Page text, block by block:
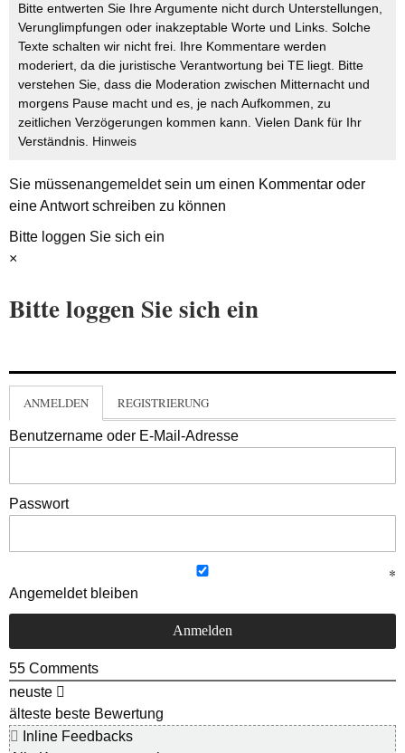
Bitte entwerten Sie Ihre Argumente nicht durch Unterstellungen,
Verunglimpfungen oder inakzeptable Worte und Links. Solche
Texte schalten wir nicht frei. Ihre Kommentare werden
moderiert, da die juristische Verantwortung bei TE liegt. Bitte
verstehen Sie, dass die Moderation zwischen Mitternacht und
morgens Pause macht und es, je nach Aufkommen, zu
zeitlichen Verzögerungen kommen kann. Vielen Dank für Ihr
Verständnis. Hinweis
Sie müssenangemeldetsein um einen Kommentar oder
eine Antwort schreiben zu können
Bitte loggen Sie sich ein
×
Bitte loggen Sie sich ein
ANMELDEN REGISTRIERUNG
Benutzername oder E-Mail-Adresse
Passwort
Angemeldet bleiben
55 Comments
neuste
älteste beste Bewertung
Inline Feedbacks